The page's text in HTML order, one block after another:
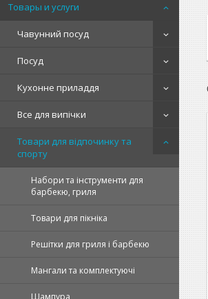
Товары и услуги
Чавунний посуд
Посуд
Кухонне приладдя
Все для випічки
Товари для відпочинку та
спорту
Набори та інструменти для
барбекю, гриля
Товари для пікніка
Решітки для гриля і барбекю
Мангали та комплектуючі
Шампура